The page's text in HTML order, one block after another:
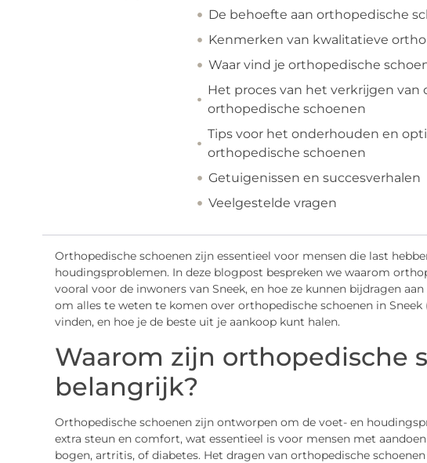
De behoefte aan orthopedische
Kenmerken van kwalitatieve
Waar vind je orthopedische
Het proces van het verkrijgen van
orthopedische schoenen
Tips voor het onderhouden en
orthopedische schoenen
Getuigenissen en succesverhalen
Veelgestelde vragen
Orthopedische schoenen zijn essentieel voor mensen die last
houdingsproblemen. In deze blogpost bespreken we waarom
vooral voor de inwoners van Sneek, en hoe ze kunnen bijdragen
om alles te weten te komen over orthopedische schoenen in Sneek
vinden, en hoe je de beste uit je aankoop kunt halen.
Waarom zijn orthopedische
belangrijk?
Orthopedische schoenen zijn ontworpen om de voet- en
extra steun en comfort, wat essentieel is voor mensen met
bogen, artritis, of diabetes. Het dragen van orthopedische